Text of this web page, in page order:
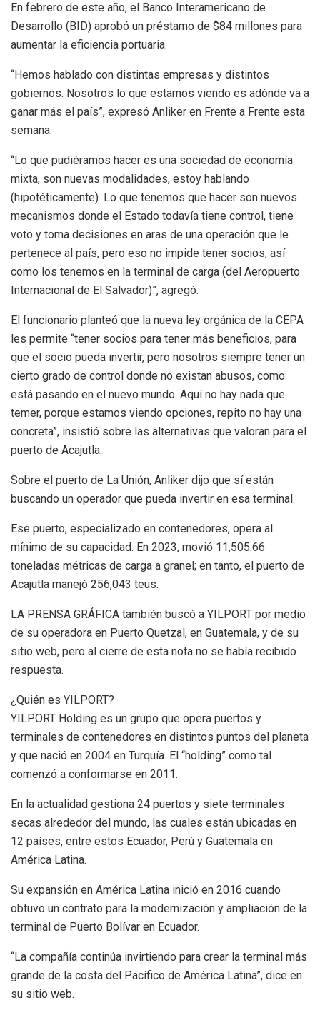
En febrero de este año, el Banco Interamericano de
Desarrollo (BID) aprobó un préstamo de $84 millones para
aumentar la eficiencia portuaria.
“Hemos hablado con distintas empresas y distintos
gobiernos. Nosotros lo que estamos viendo es adónde va a
ganar más el país”, expresó Anliker en Frente a Frente esta
semana.
“Lo que pudiéramos hacer es una sociedad de economía
mixta, son nuevas modalidades, estoy hablando
(hipotéticamente). Lo que tenemos que hacer son nuevos
mecanismos donde el Estado todavía tiene control, tiene
voto y toma decisiones en aras de una operación que le
pertenece al país, pero eso no impide tener socios, así
como los tenemos en la terminal de carga (del Aeropuerto
Internacional de El Salvador)”, agregó.
El funcionario planteó que la nueva ley orgánica de la CEPA
les permite “tener socios para tener más beneficios, para
que el socio pueda invertir, pero nosotros siempre tener un
cierto grado de control donde no existan abusos, como
está pasando en el nuevo mundo. Aquí no hay nada que
temer, porque estamos viendo opciones, repito no hay una
concreta”, insistió sobre las alternativas que valoran para el
puerto de Acajutla.
Sobre el puerto de La Unión, Anliker dijo que sí están
buscando un operador que pueda invertir en esa terminal.
Ese puerto, especializado en contenedores, opera al
mínimo de su capacidad. En 2023, movió 11,505.66
toneladas métricas de carga a granel; en tanto, el puerto de
Acajutla manejó 256,043 teus.
LA PRENSA GRÁFICA también buscó a YILPORT por medio
de su operadora en Puerto Quetzal, en Guatemala, y de su
sitio web, pero al cierre de esta nota no se había recibido
respuesta.
¿Quién es YILPORT?
YILPORT Holding es un grupo que opera puertos y
terminales de contenedores en distintos puntos del planeta
y que nació en 2004 en Turquía. El “holding” como tal
comenzó a conformarse en 2011.
En la actualidad gestiona 24 puertos y siete terminales
secas alrededor del mundo, las cuales están ubicadas en
12 países, entre estos Ecuador, Perú y Guatemala en
América Latina.
Su expansión en América Latina inició en 2016 cuando
obtuvo un contrato para la modernización y ampliación de la
terminal de Puerto Bolívar en Ecuador.
“La compañía continúa invirtiendo para crear la terminal más
grande de la costa del Pacífico de América Latina”, dice en
su sitio web.